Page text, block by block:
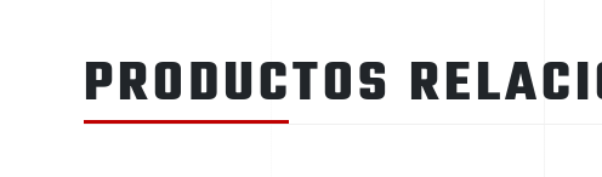
PRODUCTOS